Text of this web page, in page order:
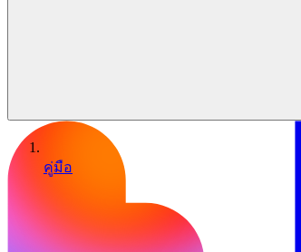
คู่มือ